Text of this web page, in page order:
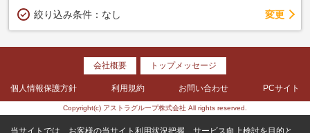
絞り込み条件： なし 変更
会社概要 トップメッセージ
個人情報保護方針 利用規約 お問い合わせ PCサイト
Copyright(c) アストラグループ株式会社 All rights reserved.
当サイトでは、お客様の当サイト利用状況把握、サービス向上検討を目的と